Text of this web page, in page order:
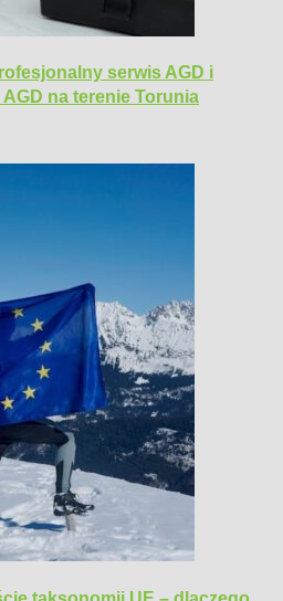
serwis AGD i
na terenie Torunia